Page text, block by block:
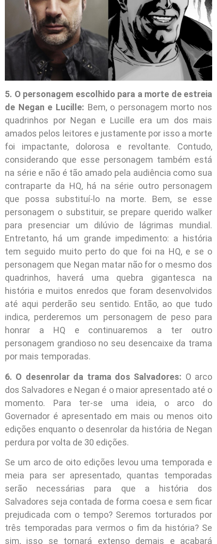
5. O personagem escolhido para a morte de estreia
de Negan e Lucille: Bem, o personagem morto nos
quadrinhos por Negan e Lucille era um dos mais
amados pelos leitores e justamente por isso a morte
foi impactante, dolorosa e revoltante. Contudo,
considerando que esse personagem também está
na série e não é tão amado pela audiência como sua
contraparte da HQ, há na série outro personagem
que possa substituí-lo na morte. Bem, se esse
personagem o substituir, se prepare querido walker
para presenciar um dilúvio de lágrimas mundial.
Entretanto, há um grande impedimento: a história
tem seguido muito perto do que foi na HQ, e se o
personagem que Negan matar não for o mesmo dos
quadrinhos, haverá uma quebra gigantesca na
história e muitos enredos que foram desenvolvidos
até aqui perderão seu sentido. Então, ao que tudo
indica, perderemos um personagem de peso para
honrar a HQ e continuaremos a ter outro
personagem grandioso no seu desencaixe da trama
por mais temporadas.
6. O desenrolar da trama dos Salvadores: O arco
dos Salvadores e Negan é o maior apresentado até o
momento. Para ter-se uma ideia, o arco do
Governador é apresentado em mais ou menos oito
edições enquanto o desenrolar da história de Negan
perdura por volta de 30 edições.
Se um arco de oito edições levou uma temporada e
meia para ser apresentado, quantas temporadas
serão necessárias para que a história dos
Salvadores seja contada de forma coesa e sem ficar
prejudicada com o tempo? Seremos torturados por
três temporadas para vermos o fim da história? Se
sim, isso se tornará extenso demais e acabará